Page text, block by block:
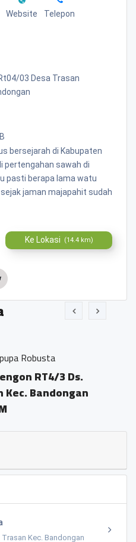
Website Telepon
03 Desa Trasan
bersejarah di Kabupaten
pertengahan sawah di
pasti berapa lama watu
jaman majapahit sudah
Ke Lokasi (14.4 km)
Kec. Bandongan